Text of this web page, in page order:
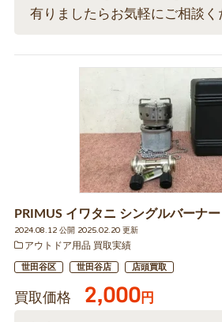
有りましたらお気軽にご相談く
PRIMUS イワタニ シングルバーナ
2024.08.12 公開 2025.02.20 更新
アウトドア用品 買取実績
世田谷区 世田谷店 店頭買取
買取価格 2,000円